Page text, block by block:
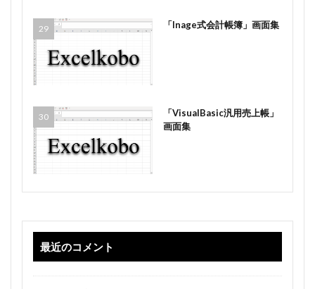
「Inage式会計帳簿」画面集
「VisualBasic汎用売上帳」
画面集
最近のコメント